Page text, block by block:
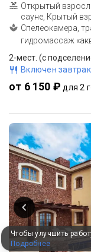
Открытый
сауне, Крытый
Спелеокамера,
гидромассаж
2-мест. (с
Включен
от 6 150 ₽ для 2
Чтобы улучшить
Подробнее